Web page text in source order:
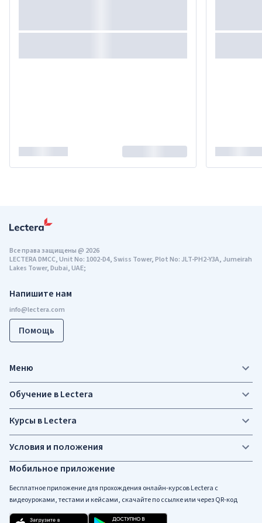
Напишите нам
Помощь
Мобильное приложение
Бесплатное приложение для прохождения онлайн-курсов Lectera c
видеоуроками, тестами и кейсами, скачайте по ссылке или через QR-код
Все права защищены@ 2026
LECTERA DMCC, Unit No: 1002-D4, Swiss Tower, Plot No: JLT-PH2-Y3A, Jumeirah
Lakes Tower, Dubai, UAE;
Меню
Обучение в Lectera
Курсы в Lectera
Условия и положения